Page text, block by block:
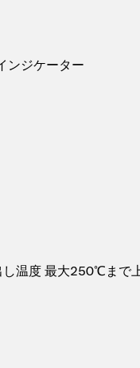
インジケーター
し温度 最大250℃まで